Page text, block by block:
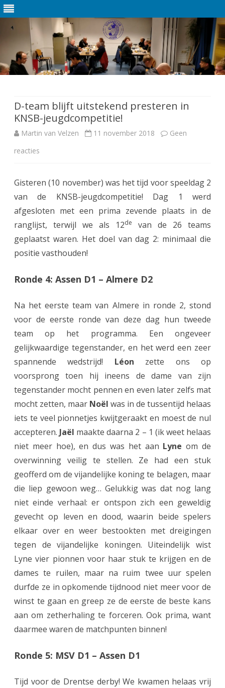
de
inhoud
D-team blijft uitstekend presteren in
KNSB-jeugdcompetitie!
Martin van Velzen 11 november 2018
Geen
reacties
D
t
e
a
l
j
f
t
i
t
s
e
k
e
d
p
s
e
r
Gisteren (10 november) was het tijd voor speeldag 2
van de KNSB-jeugdcompetitie! Dag 1 werd
afgesloten met een prima zevende plaats in de
ranglijst, terwijl we als 12de
van de 26 teams
geplaatst waren. Het doel van dag 2: minimaal die
positie vasthouden!
Ronde 4: Assen D1 – Almere D2
Na het eerste team van Almere in ronde 2, stond
voor de eerste ronde van deze dag hun tweede
team op het programma. Een ongeveer
gelijkwaardige tegenstander, en het werd een zeer
spannende wedstrijd! Léon zette ons op
voorsprong toen hij ineens de dame van zijn
tegenstander mocht pennen en even later zelfs mat
mocht zetten, maar Noël was in de tussentijd helaas
iets te veel pionnetjes kwijtgeraakt en moest de nul
accepteren. Jaël maakte daarna 2 – 1 (ik weet helaas
niet meer hoe), en dus was het aan Lyne om de
overwinning veilig te stellen. Ze had een stuk
geofferd om de vijandelijke koning te belagen, maar
die liep gewoon weg… Gelukkig was dat nog lang
niet einde verhaal: er ontspon zich een geweldig
gevecht op leven en dood, waarin beide spelers
elkaar over en weer bestookten met dreigingen
tegen de vijandelijke koningen. Uiteindelijk wist
Lyne vier pionnen voor haar stuk te krijgen en de
dames te ruilen, maar na ruim twee uur spelen
durfde ze in opkomende tijdnood niet meer voor de
winst te gaan en greep ze de eerste de beste kans
aan om zetherhaling te forceren. Ook prima, want
daarmee waren de matchpunten binnen!
Ronde 5: MSV D1 – Assen D1
Tijd voor de Drentse derby! We kwamen helaas vrij